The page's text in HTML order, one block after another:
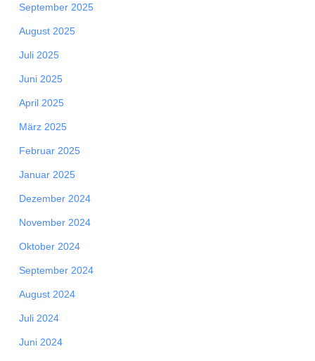
September 2025
August 2025
Juli 2025
Juni 2025
April 2025
März 2025
Februar 2025
Januar 2025
Dezember 2024
November 2024
Oktober 2024
September 2024
August 2024
Juli 2024
Juni 2024